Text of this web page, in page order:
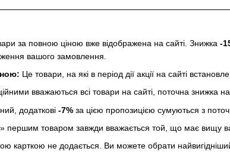
за повною ціною вже відображена на сайті. Знижка -
вашого замовлення.
Це товари, на які в період дії акції на сайті
вважаються всі товари на сайті, поточна знижка
додаткові -7% за цією пропозицією сумуються з
першим товаром завжди вважається той, що має вищу
карткою не додається. Ви можете обрати